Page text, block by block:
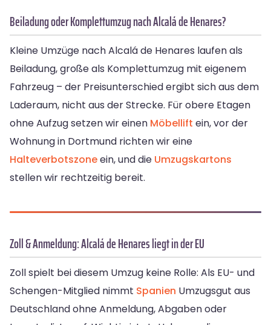
Beiladung oder Komplettumzug nach Alcalá de Henares?
Kleine Umzüge nach Alcalá de Henares laufen als
Beiladung, große als Komplettumzug mit eigenem
Fahrzeug – der Preisunterschied ergibt sich aus dem
Laderaum, nicht aus der Strecke. Für obere Etagen
ohne Aufzug setzen wir einen Möbellift ein, vor der
Wohnung in Dortmund richten wir eine
Halteverbotszoneein, und die Umzugskartons
stellen wir rechtzeitig bereit.
Zoll & Anmeldung: Alcalá de Henares liegt in der EU
Zoll spielt bei diesem Umzug keine Rolle: Als EU- und
Schengen-Mitglied nimmt Spanien Umzugsgut aus
Deutschland ohne Anmeldung, Abgaben oder